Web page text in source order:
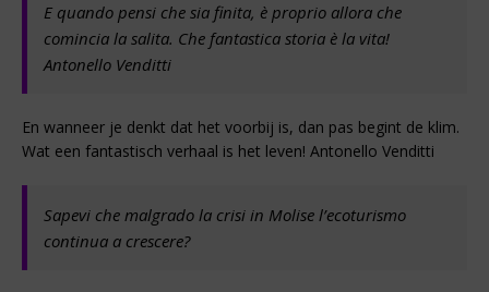
E quando pensi che sia finita, è proprio allora che
comincia la salita. Che fantastica storia è la vita!
Antonello Venditti
En wanneer je denkt dat het voorbij is, dan pas begint de klim.
Wat een fantastisch verhaal is het leven! Antonello Venditti
Sapevi che malgrado la crisi in Molise l’ecoturismo
continua a crescere?